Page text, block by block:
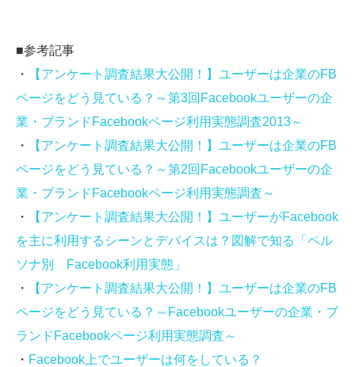
■参考記事
・
【アンケート調査結果大公開！】ユーザーは企業のFB
ページをどう見ている？～第3回Facebookユーザーの企
業・ブランドFacebookページ利用実態調査2013～
・
【アンケート調査結果大公開！】ユーザーは企業のFB
ページをどう見ている？～第2回Facebookユーザーの企
業・ブランドFacebookページ利用実態調査～
・
【アンケート調査結果大公開！】ユーザーがFacebook
を主に利用するシーンとデバイスは？図解で知る「ペル
ソナ別 Facebook利用実態」
・
【アンケート調査結果大公開！】ユーザーは企業のFB
ページをどう見ている？～Facebookユーザーの企業・ブ
ランドFacebookページ利用実態調査～
・ Facebook上でユーザーは何をしている？